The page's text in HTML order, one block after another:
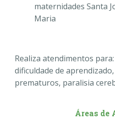
maternidades Santa
Maria
Realiza atendimentos
dificuldade de
prematuros, paralisia
Áreas de